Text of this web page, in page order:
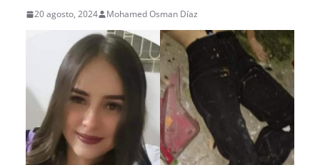
20 agosto, 2024 Mohamed Osman Díaz